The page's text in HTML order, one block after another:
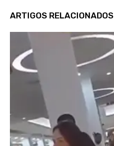
ARTIGOS RELACIONADOS